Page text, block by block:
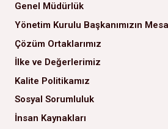
Genel Müdürlük
Yönetim Kurulu Başkanımızın
Çözüm Ortaklarımız
İlke ve Değerlerimiz
Kalite Politikamız
Sosyal Sorumluluk
İnsan Kaynakları